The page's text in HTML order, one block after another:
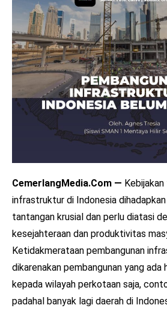
CemerlangMedia.Com —
infrastruktur di Indonesia
tantangan krusial dan perlu diatasi
kesejahteraan dan produktivitas
Ketidakmerataan pembangunan
dikarenakan pembangunan yang ada
kepada wilayah perkotaan saja,
padahal banyak lagi daerah di